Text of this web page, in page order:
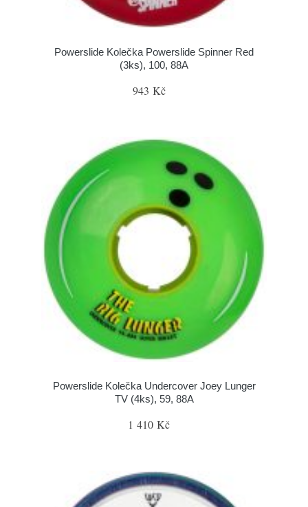
Powerslide Kolečka Powerslide Spinner Red
(3ks), 100, 88A
943 Kč
Powerslide Kolečka Undercover Joey Lunger
TV (4ks), 59, 88A
1 410 Kč